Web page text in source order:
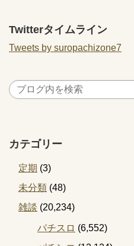
Twitterタイムライン
Tweets by suropachizone7
カテゴリー
定期 (3)
未分類 (48)
雑談 (20,234)
パチスロ (6,552)